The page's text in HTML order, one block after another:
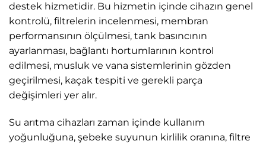
destek hizmetidir. Bu hizmetin içinde cihazın genel
kontrolü, filtrelerin incelenmesi, membran
performansının ölçülmesi, tank basıncının
ayarlanması, bağlantı hortumlarının kontrol
edilmesi, musluk ve vana sistemlerinin gözden
geçirilmesi, kaçak tespiti ve gerekli parça
değişimleri yer alır.
Su arıtma cihazları zaman içinde kullanım
yoğunluğuna, şebeke suyunun kirlilik oranına, filtre